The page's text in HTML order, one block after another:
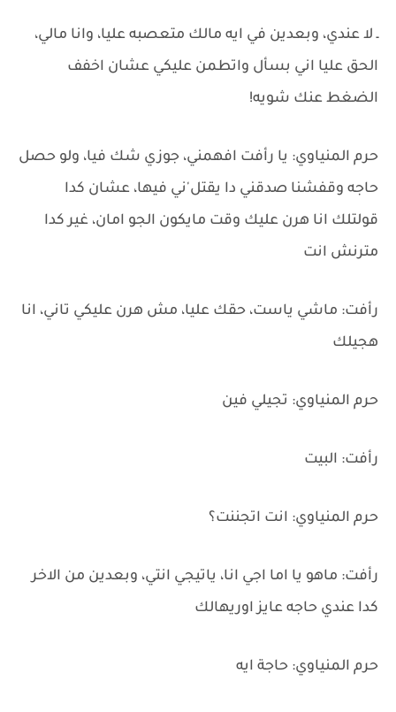
ـ لا عندي، وبعدين في ايه مالك متعصبه عليا، وانا مالي،
الحق عليا اني بسأل واتطمن عليكي عشان اخفف
الضغط عنك شويه!
حرم المنياوي: يا رأفت افهمني، جوزي شك فيا، ولو حصل
حاجه وقفشنا صدقني دا يقتل'ني فيها، عشان كدا
قولتلك انا هرن عليك وقت مايكون الجو امان، غير كدا
مترنش انت
رأفت: ماشي ياست، حقك عليا، مش هرن عليكي تاني، انا
هجيلك
حرم المنياوي: تجيلي فين
رأفت: البيت
حرم المنياوي: انت اتجننت؟
رأفت: ماهو يا اما اجي انا، ياتيجي انتي، وبعدين من الاخر
كدا عندي حاجه عايز اوريهالك
حرم المنياوي: حاجة ايه